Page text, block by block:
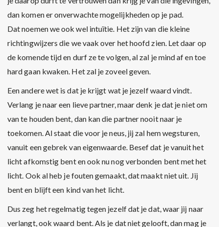
dan komen er onverwachte mogelijkheden op je pad.
Dat noemen we ook wel intuïtie. Het zijn van die kleine
richtingwijzers die we vaak over het hoofd zien. Let daar op
de komende tijd en durf ze te volgen, al zal je mind af en toe
hard gaan kwaken. Het zal je zoveel geven.
Een andere wet is dat je krijgt wat je jezelf waard vindt.
Verlang je naar een lieve partner, maar denk je dat je niet om
van te houden bent, dan kan die partner nooit naar je
toekomen. Al staat die voor je neus, jij zal hem wegsturen,
vanuit een gebrek van eigenwaarde. Besef dat je vanuit het
licht afkomstig bent en ook nu nog verbonden bent met het
licht. Ook al heb je fouten gemaakt, dat maakt niet uit. Jij
bent en blijft een kind van het licht.
Dus zeg het regelmatig tegen jezelf dat je dat, waar jij naar
verlangt, ook waard bent. Als je dat niet gelooft, dan mag je